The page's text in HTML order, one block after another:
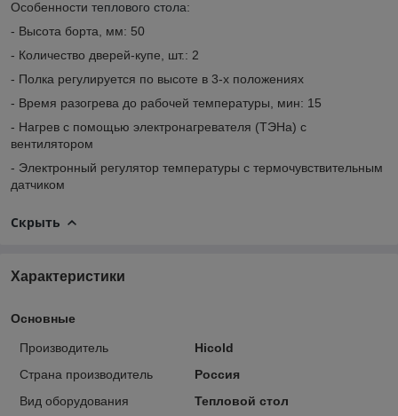
Особенности теплового стола:
- Высота борта, мм: 50
- Количество дверей-купе, шт.: 2
- Полка регулируется по высоте в 3-х положениях
- Время разогрева до рабочей температуры, мин: 15
- Нагрев с помощью электронагревателя (ТЭНа) с
вентилятором
- Электронный регулятор температуры с термочувствительным
датчиком
Скрыть
Характеристики
Основные
Производитель
Hicold
Страна производитель
Россия
Вид оборудования
Тепловой стол